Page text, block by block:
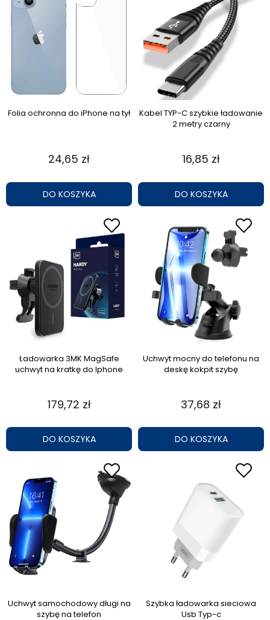
Folia ochronna do iPhone na tył
24,65 zł
DO KOSZYKA
Kabel TYP-C szybkie ładowanie
2 metry czarny
16,85 zł
DO KOSZYKA
Ładowarka 3MK MagSafe
uchwyt na kratkę do Iphone
179,72 zł
DO KOSZYKA
Uchwyt mocny do telefonu na
deskę kokpit szybę
37,68 zł
DO KOSZYKA
Uchwyt samochodowy długi na
szybę na telefon
Szybka ładowarka sieciowa
Usb Typ-c